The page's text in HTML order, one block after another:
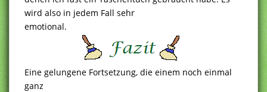
wird also in jedem Fall sehr
emotional.
Eine gelungene Fortsetzung, die einem noch einmal
ganz